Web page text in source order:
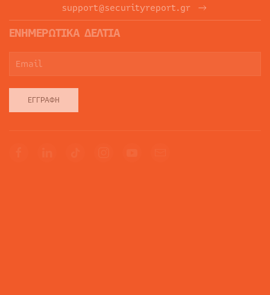
support@securityreport.gr
ΕΝΗΜΕΡΩΤΙΚΑ ΔΕΛΤΙΑ
ΕΓΓΡΑΦΉ